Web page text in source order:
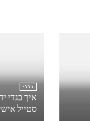
כללי
איך בגדי
סטייל